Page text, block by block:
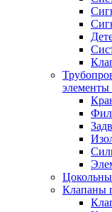
элементы
Клапаны